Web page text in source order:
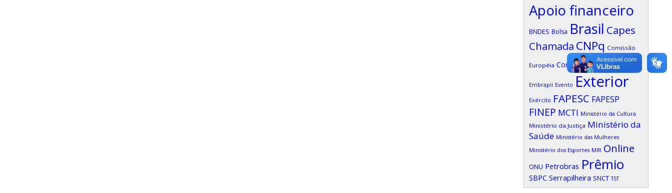
Apoio financeiro
BNDES Bolsa Brasil Capes
Chamada CNPq Comissão
Européia Confap Edital EDUFI
Embrapii Evento Exterior
Exército FAPESC FAPESP
FINEP MCTI Ministério da Cultura
Ministério da Justiça Ministério da
Saúde Ministério das Mulheres
Ministério dos Esportes MIR Online
ONU Petrobras Prêmio
SBPC Serrapilheira SNCT TST